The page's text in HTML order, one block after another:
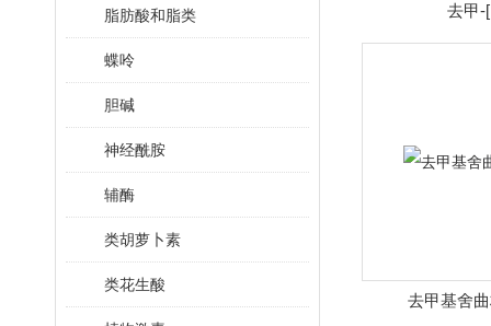
脂肪酸和脂类
蝶呤
胆碱
神经酰胺
辅酶
类胡萝卜素
类花生酸
去甲-
去甲基舍